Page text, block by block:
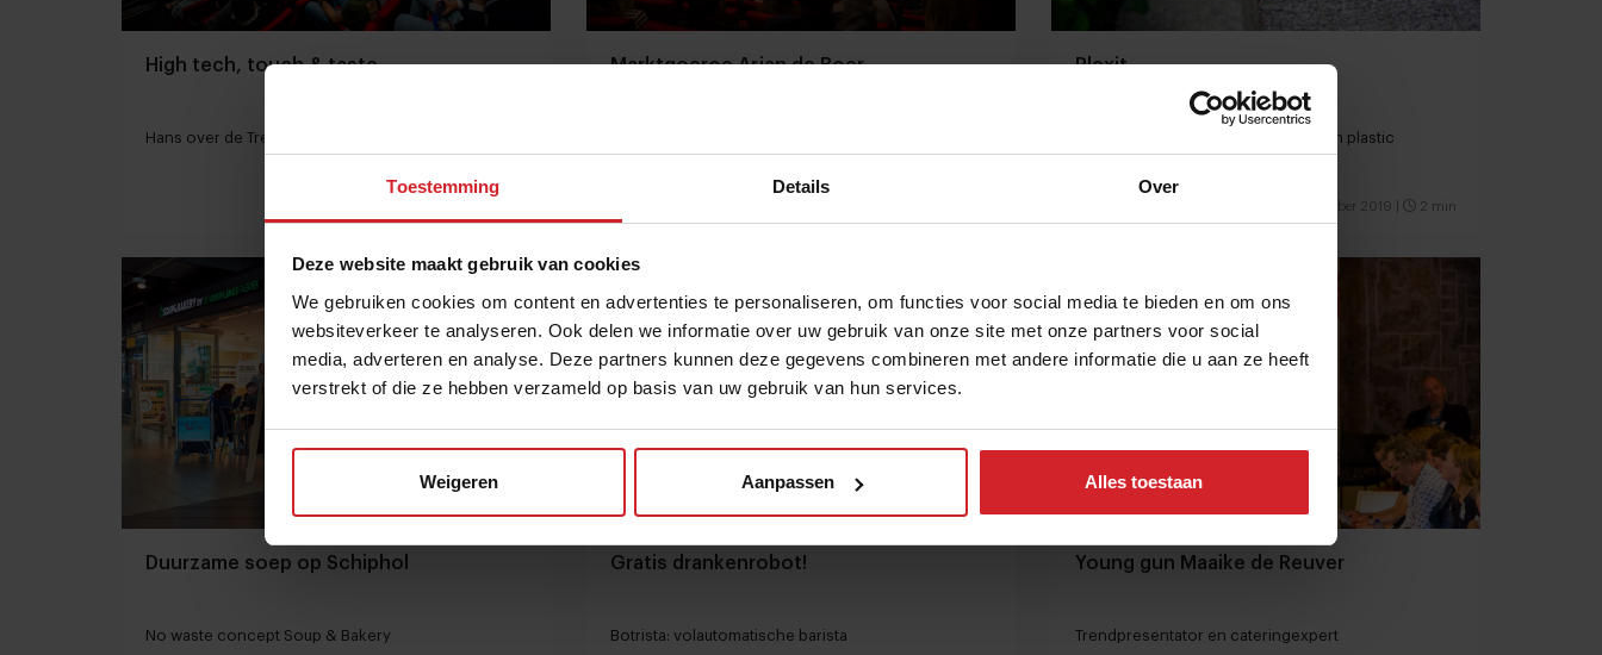
Toestemming Details Over
Deze website maakt gebruik van cookies
We gebruiken cookies om content en advertenties te personaliseren, om functies voor social media te bieden en om ons
websiteverkeer te analyseren. Ook delen we informatie over uw gebruik van onze site met onze partners voor social
media, adverteren en analyse. Deze partners kunnen deze gegevens combineren met andere informatie die u aan ze heeft
verstrekt of die ze hebben verzameld op basis van uw gebruik van hun services.
Weigeren Aanpassen Alles toestaan
High tech, touch & taste
Hans over de Trendsummit 2019
Marktgoeroe Arjan de Boer Plexit
Kleurrijke zeewierrietjes in plaats van plastic
3 september 2019 2 min
Duurzame soep op Schiphol
No waste concept Soup & Bakery
Gratis drankenrobot!
Botrista: volautomatische barista
Young gun Maaike de Reuver
Trendpresentator en cateringexpert